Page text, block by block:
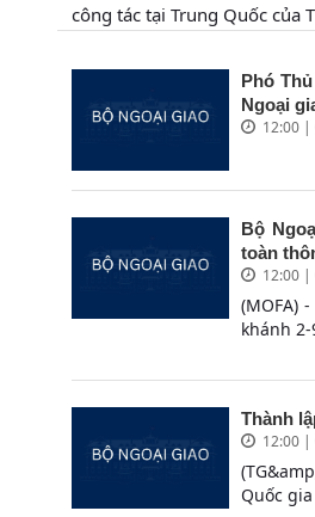
công tác tại Trung Quốc của
Phó
Ngoại
12:00 |
Bộ
toàn
12:00 |
(MOFA)
khánh
Thành
12:00 |
Quốc